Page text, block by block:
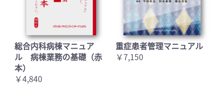
総合内科病棟マニュア
ル 病棟業務の基礎（赤
本）
￥4,840
重症患者管理マニュアル
￥7,150